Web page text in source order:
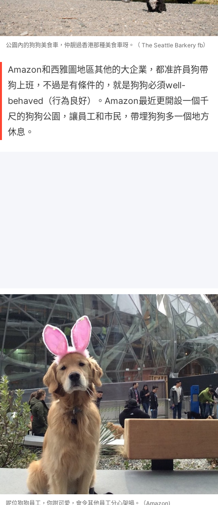
公園內的狗狗美食車，仲靚過香港那種美食車呀。（ The Seattle Barkery fb）
Amazon和西雅圖地區其他的大企業，都准許員狗帶
狗上班，不過是有條件的，就是狗狗必須well-
behaved（行為良好）。Amazon最近更開設一個千
尺的狗狗公園，讓員工和市民，帶埋狗狗多一個地方
休息。
呢位狗狗員工，你咁可愛，會令其他員工分心架喎。（Amazon)